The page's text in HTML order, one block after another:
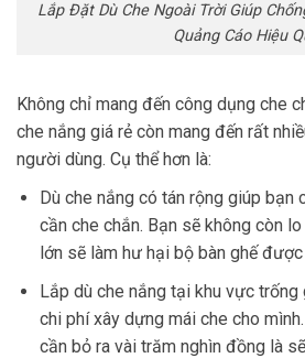
Lắp Đặt Dù Che Ngoài Trời Giúp
Quảng Cáo Hiệu
Không chỉ mang đến công dụng che
che nắng giá rẻ còn mang đến rất
người dùng. Cụ thể hơn là:
Dù che nắng có tán rộng giúp bạn
cần che chắn. Bạn sẽ không còn
lớn sẽ làm hư hại bộ bàn ghế
Lắp dù che nắng tại khu vực
chi phí xây dựng mái che cho
cần bỏ ra vài trăm nghìn đồng là